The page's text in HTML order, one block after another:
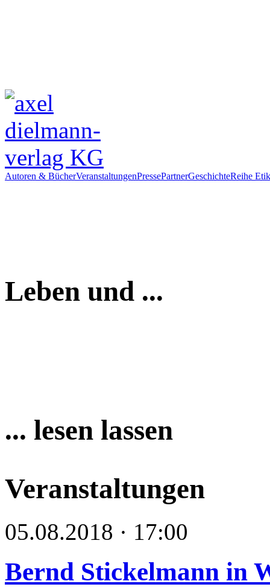
Autoren & BücherVeranstaltungenPressePartnerGeschichteReihe
Leben und ...
... lesen lassen
Veranstaltungen
05.08.2018 · 17:00
Bernd Stickelmann in